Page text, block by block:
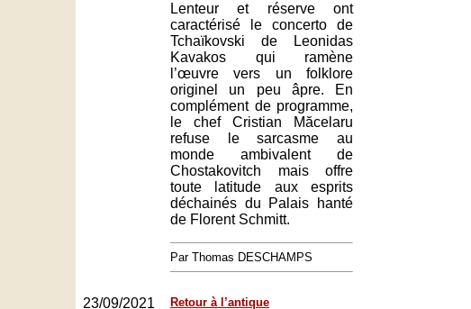
Lenteur et réserve ont
caractérisé le concerto de
Tchaïkovski de Leonidas
Kavakos qui ramène
l’œuvre vers un folklore
originel un peu âpre. En
complément de programme,
le chef Cristian Măcelaru
refuse le sarcasme au
monde ambivalent de
Chostakovitch mais offre
toute latitude aux esprits
déchainés du Palais hanté
de Florent Schmitt.
Par Thomas DESCHAMPS
23/09/2021 Retour à l’antique